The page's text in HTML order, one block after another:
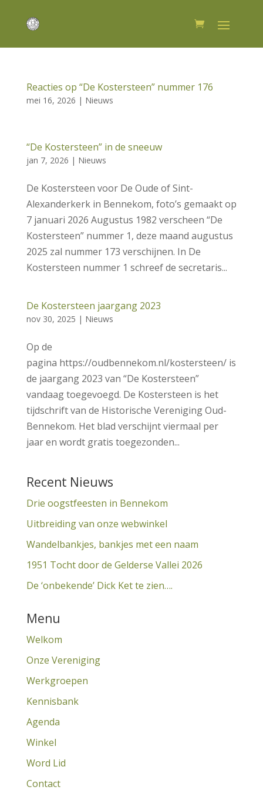
Reacties op “De Kostersteen” nummer 176
mei 16, 2026 | Nieuws
“De Kostersteen” in de sneeuw
jan 7, 2026 | Nieuws
De Kostersteen voor De Oude of Sint-
Alexanderkerk in Bennekom, foto’s gemaakt op
7 januari 2026 Augustus 1982 verscheen “De
Kostersteen” nummer 1, deze maand augustus
2025 zal nummer 173 verschijnen. In De
Kostersteen nummer 1 schreef de secretaris...
De Kostersteen jaargang 2023
nov 30, 2025 | Nieuws
Op de
pagina https://oudbennekom.nl/kostersteen/ is
de jaargang 2023 van “De Kostersteen”
vandaag toegevoegd. De Kostersteen is het
tijdschrift van de Historische Vereniging Oud-
Bennekom. Het blad verschijnt viermaal per
jaar en wordt gratis toegezonden...
Recent Nieuws
Drie oogstfeesten in Bennekom
Uitbreiding van onze webwinkel
Wandelbankjes, bankjes met een naam
1951 Tocht door de Gelderse Vallei 2026
De ‘onbekende’ Dick Ket te zien….
Menu
Welkom
Onze Vereniging
Werkgroepen
Kennisbank
Agenda
Winkel
Word Lid
Contact